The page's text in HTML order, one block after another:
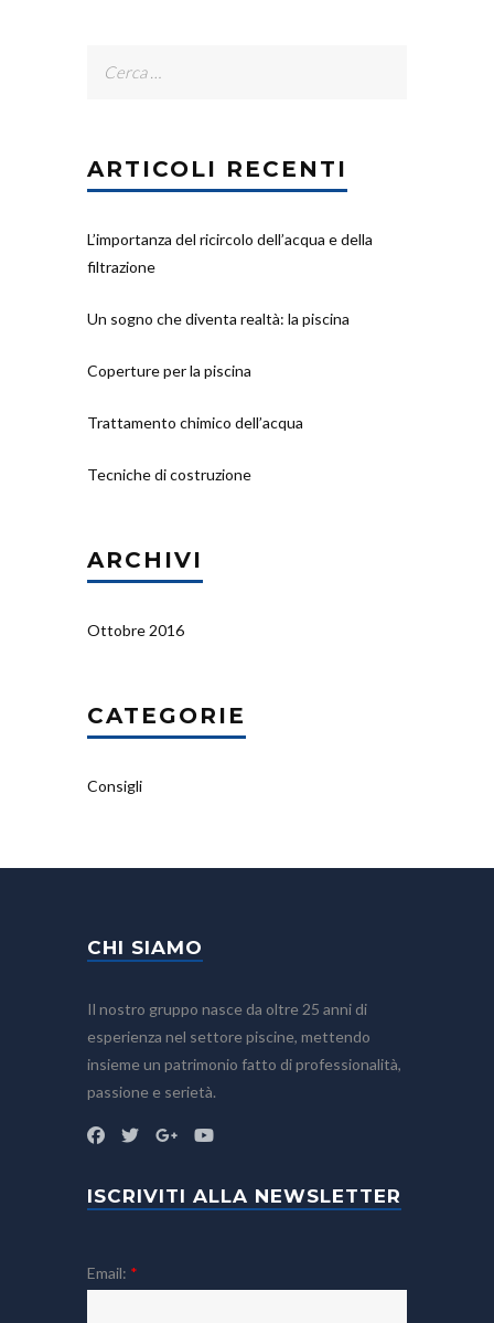
ARTICOLI RECENTI
L’importanza del ricircolo dell’acqua e della
filtrazione
Un sogno che diventa realtà: la piscina
Coperture per la piscina
Trattamento chimico dell’acqua
Tecniche di costruzione
ARCHIVI
Ottobre 2016
CATEGORIE
Consigli
CHI SIAMO
Il nostro gruppo nasce da oltre 25 anni di
esperienza nel settore piscine, mettendo
insieme un patrimonio fatto di professionalità,
passione e serietà.
ISCRIVITI ALLA NEWSLETTER
Email: *